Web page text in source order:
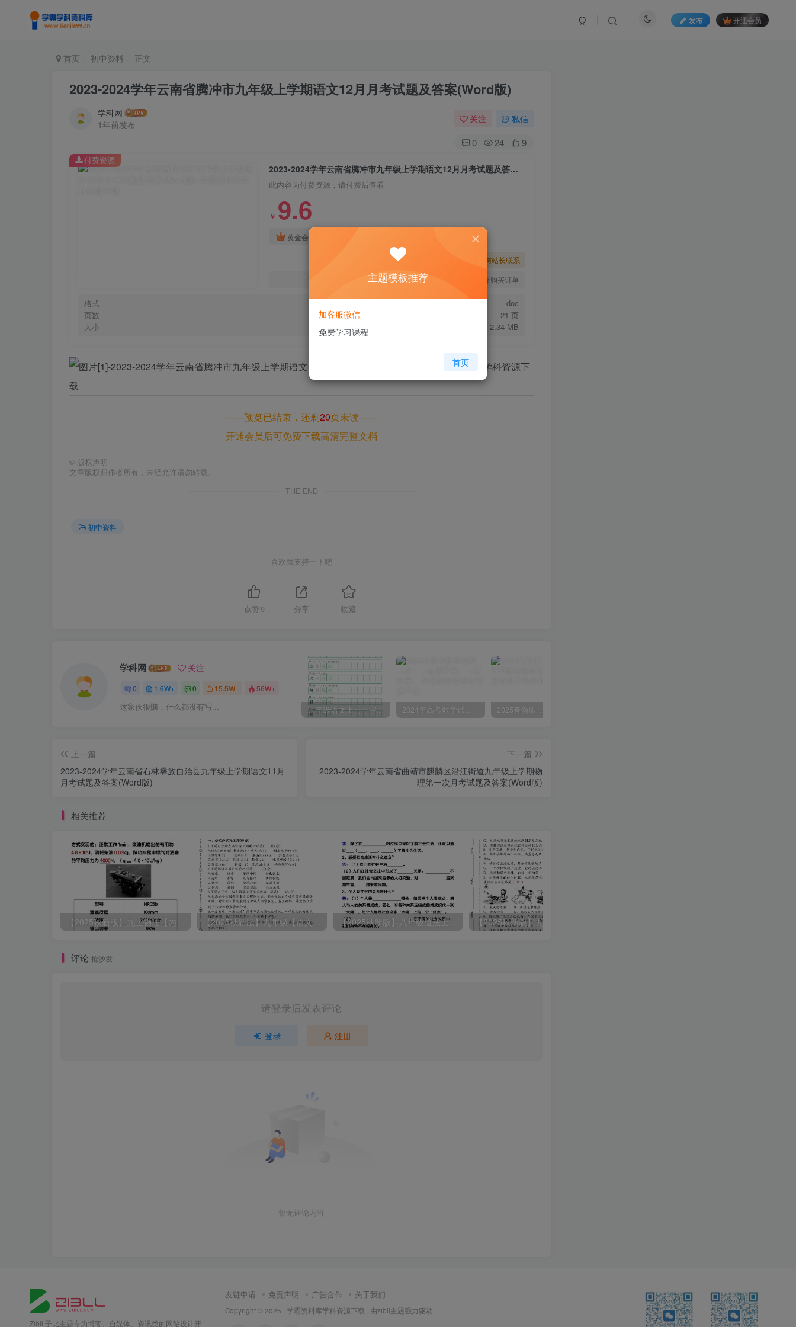
发布 开通会员
首页 初中资料 正文
2023-2024学年云南省腾冲市九年级上学期语文12月月考试题及答案(Word版)
学科网
1年前发布
关注 私信
0 24 9
2023-2024学年云南省腾冲市九年级上学期语文12月月考试题及答案(Word版)
此内容为付费资源，请付费后查看
￥ 9.6
黄金会员
暂时无法购买，请与站长联系
您当前未登录！建议登陆后购买，可保存购买订单
格式
doc
页数
21 页
大小
2.34 MB
付费资源
——预览已结束，还剩20页未读——
开通会员后可免费下载高清完整文档
© 版权声明
文章版权归作者所有，未经允许请勿转载。
THE END
初中资料
喜欢就支持一下吧
点赞 9 分享 收藏
学科网 关注
0 1.6W+ 0 15.5W+ 56W+
这家伙很懒，什么都没有写... 三年级语文上册一字三描红写字表字帖 2024年高考数学试卷（文）（全国甲卷）（空白卷）
上一篇
2023-2024学年云南省石林彝族自治县九年级上学期语文11月
月考试题及答案(Word版)
下一篇
2023-2024学年云南省曲靖市麒麟区沿江街道九年级上学期物
理第一次月考试题及答案(Word版)
相关推荐
【2025秋新版】八年级道法上册期末冲刺22天计划全册考点整理
评论 抢沙发
请登录后发表评论
登录 注册
暂无评论内容
Zibll 子比主题专为博客、自媒体、资讯类的网站设计开
友链申请 免责声明 广告合作 关于我们
Copyright © 2025 · 学霸资料库学科资源下载 · 由zibll主题强力驱动.
主题模板推荐
加客服微信
免费学习课程
首页